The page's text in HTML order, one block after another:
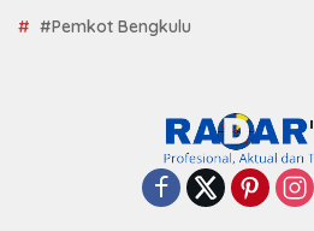
#Pemkot Bengkulu